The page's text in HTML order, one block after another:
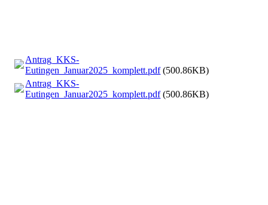
Antrag_KKS-
Eutingen_Januar2025_komplett.pdf(500.86KB)
Antrag_KKS-
Eutingen_Januar2025_komplett.pdf(500.86KB)